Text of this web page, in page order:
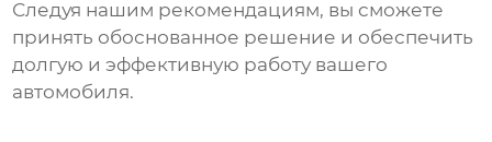
Следуя нашим рекомендациям, вы сможете
принять обоснованное решение и обеспечить
долгую и эффективную работу вашего
автомобиля.